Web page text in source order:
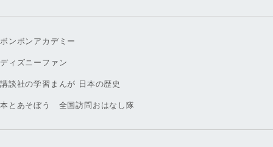
ボンボンアカデミー
ディズニーファン
講談社の学習まんが 日本の歴史
本とあそぼう 全国訪問おはなし隊